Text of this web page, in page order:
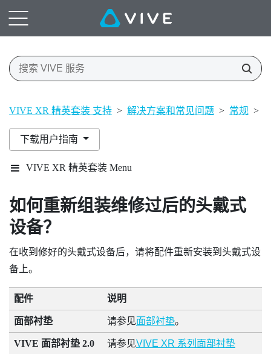
VIVE XR 精英套装 支持 > 解决方案和常见问题 > 常规 >
下载用户指南
VIVE XR 精英套装 Menu
如何重新组装维修过后的头戴式
设备？
在收到修好的头戴式设备后，请将配件重新安装到头戴式设
备上。
配件 说明
面部衬垫 请参见面部衬垫。
VIVE 面部衬垫 2.0 请参见VIVE XR 系列面部衬垫